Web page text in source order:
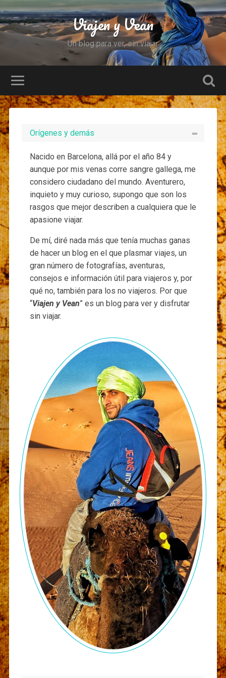
Viajen y Vean
Un blog para ver, sin viajar
Orígenes y demás
Nacido en Barcelona, allá por el año 84 y
aunque por mis venas corre sangre gallega, me
considero ciudadano del mundo. Aventurero,
inquieto y muy curioso, supongo que son los
rasgos que mejor describen a cualquiera que le
apasione viajar.
De mí, diré nada más que tenía muchas ganas
de hacer un blog en el que plasmar viajes, un
gran número de fotografías, aventuras,
consejos e información útil para viajeros y, por
qué no, también para los no viajeros. Por que
“Viajen y Vean” es un blog para ver y disfrutar
sin viajar.